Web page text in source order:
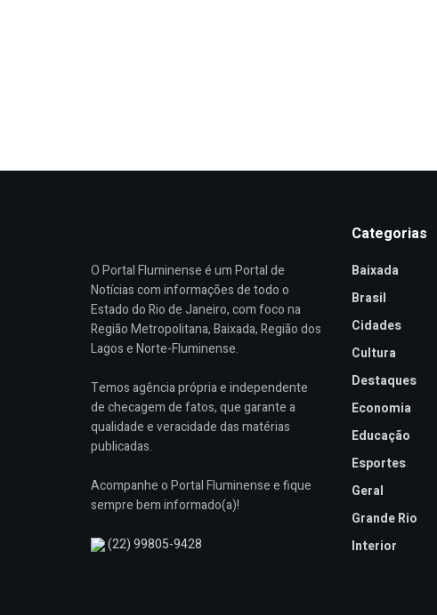
O Portal Fluminense é um Portal de
Notícias com informações de todo o
Estado do Rio de Janeiro, com foco na
Região Metropolitana, Baixada, Região dos
Lagos e Norte-Fluminense.
Temos agência própria e independente
de checagem de fatos, que garante a
qualidade e veracidade das matérias
publicadas.
Acompanhe o Portal Fluminense e fique
sempre bem informado(a)!
(22) 99805-9428
Categorias
Baixada
Brasil
Cidades
Cultura
Destaques
Economia
Educação
Esportes
Geral
Grande Rio
Interior